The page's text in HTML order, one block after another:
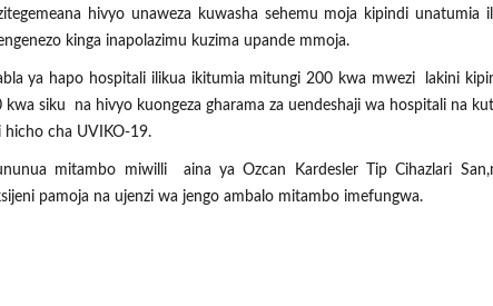
hivyo unaweza kuwasha sehemu moja kipindi unatumia
kinga inapolazimu kuzima upande mmoja.
ya hapo hospitali ilikua ikitumia mitungi 200 kwa mwezi lakini
siku na hivyo kuongeza gharama za uendeshaji wa hospitali na
cha UVIKO-19.
mitambo miwilli aina ya Ozcan Kardesler Tip Cihazlari
pamoja na ujenzi wa jengo ambalo mitambo imefungwa.